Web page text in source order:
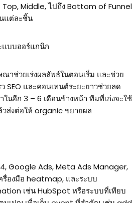
Middle, ไปถึง Bottom of Funnel
แต่ละชิ้น
แบบออร์แกนิก
าช่วยเร่งผลลัพธ์ในตอนเริ่ม และช่วย
SEO และคอนเทนต์ระยะยาวช่วยลด
นอีก 3 – 6 เดือนข้างหน้า ทีมที่เก่งจะใช้
ส่งต่อให้ organic ขยายผล
Google Ads, Meta Ads Manager,
รื่องมือ heatmap, และระบบ
เช่น HubSpot หรือระบบที่เทียบ